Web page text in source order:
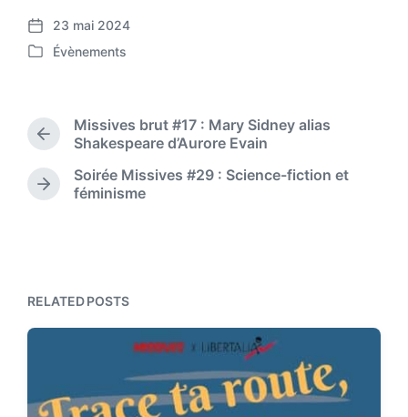
P
o
a
e
23 mai 2024
P
e
i
n
Évènements
P
e
v
o
s
Missives brut #17 : Mary Sidney alias
Shakespeare d’Aurore Evain
N
s
Soirée Missives #29 : Science-fiction et
féminisme
RELATED POSTS